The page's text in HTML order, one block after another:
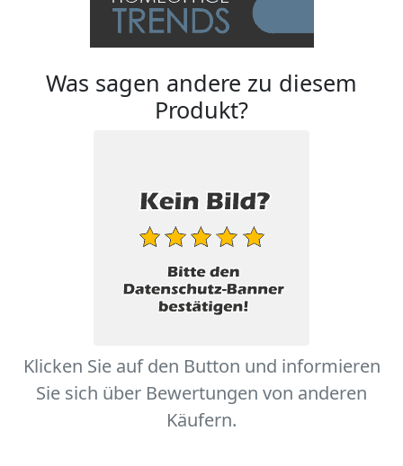
Was sagen andere zu diesem
Produkt?
Klicken Sie auf den Button und informieren
Sie sich über Bewertungen von anderen
Käufern.